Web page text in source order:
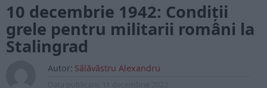
10 decembrie 1942: Condiții
grele pentru militarii români la
Stalingrad
Autor: Sălăvăstru Alexandru